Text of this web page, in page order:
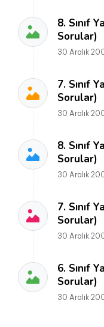
8. Sınıf
Sorular)
30 Aralık
7. Sınıf
Sorular)
30 Aralık
8. Sınıf
Sorular)
30 Aralık
7. Sınıf
Sorular)
30 Aralık
6. Sınıf
Sorular)
30 Aralık